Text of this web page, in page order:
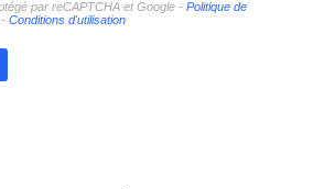
par reCAPTCHA et Google - Politique de
Conditions d'utilisation